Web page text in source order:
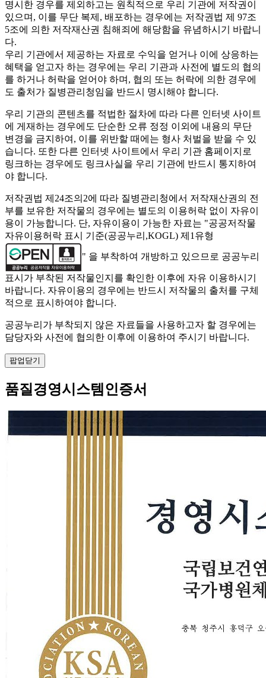
명시한 경우를 제외하고는 원칙적으로 우리 기관에 저작권이
있으며, 이를 무단 복제, 배포하는 경우에는 저작권법 제 97조
5조에 의한 저작재산권 침해죄에 해당함을 유념하시기 바랍니
다.
우리 기관에서 제공하는 자료로 수익을 얻거나 이에 상응하는
혜택을 얻고자 하는 경우에는 우리 기관과 사전에 별도의 협의
를 하거나 허락을 얻어야 하며, 협의 또는 허락에 의한 경우에
도 출처가 질병관리청임을 반드시 명시해야 합니다.
우리 기관의 콘텐츠를 적법한 절차에 따라 다른 인터넷 사이트
에 게재하는 경우에도 단순한 오류 정정 이외에 내용의 무단
변경을 금지하여, 이를 위반할 때에는 형사 처벌을 받을 수 있
습니다. 또한 다른 인터넷 사이트에서 우리 기관 홈페이지로
링크하는 경우에도 링크사실을 우리 기관에 반드시 통지하여
야 합니다.
저작권법 제24조의2에 따라 질병관리청에서 저작재산권의 전
부를 보유한 저작물의 경우에는 별도의 이용허락 없이 자유이
용이 가능합니다. 단, 자유이용이 가능한 자료는 "공공저작물
자유이용허락 표시 기준(공공누리,KOGL) 제1유형
" 을 부착하여 개방하고 있으므로 공공누리
표시가 부착된 저작물인지를 확인한 이후에 자유 이용하시기
바랍니다. 자유이용의 경우에는 반드시 저작물의 출처를 구체
적으로 표시하여야 합니다.
공공누리가 부착되지 않은 자료들을 사용하고자 할 경우에는
담당자와 사전에 협의한 이후에 이용하여 주시기 바랍니다.
팝업닫기
품질경영시스템인증서